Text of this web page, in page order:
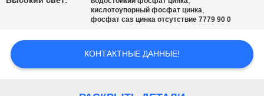
ЗАПРОСИТЕ
КАРТА
кислотоупорный фосфат цинка,
фосфат cas цинка отсутствие 7779 90 0
КОНТАКТНЫЕ ДАННЫЕ!